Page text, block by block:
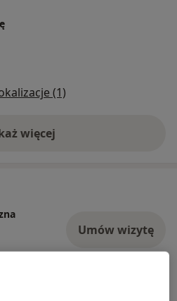
(1)
więcej
o doświadczeniu
Umów wizytę